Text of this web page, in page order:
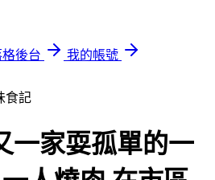
後台
我的帳號
食記
一家耍孤單的一